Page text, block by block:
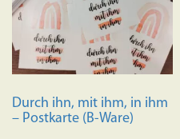
Optionen
können
auf
der
gewählt
werden
Durch ihn, mit ihm, in ihm
– Postkarte (B-Ware)